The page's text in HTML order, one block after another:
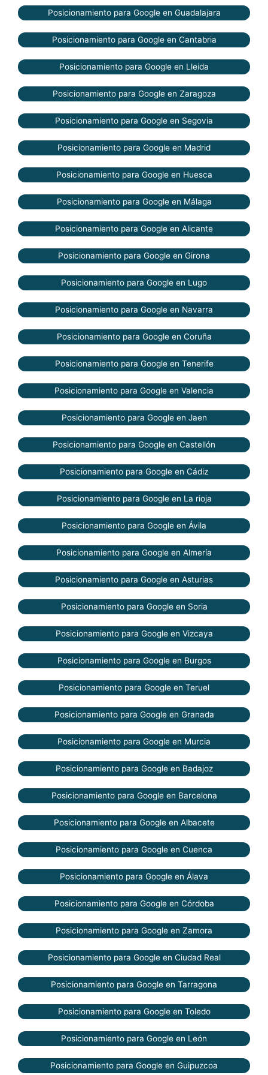
Posicionamiento para Google en Guadalajara
Posicionamiento para Google en Cantabria
Posicionamiento para Google en Lleida
Posicionamiento para Google en Zaragoza
Posicionamiento para Google en Segovia
Posicionamiento para Google en Madrid
Posicionamiento para Google en Huesca
Posicionamiento para Google en Málaga
Posicionamiento para Google en Alicante
Posicionamiento para Google en Girona
Posicionamiento para Google en Lugo
Posicionamiento para Google en Navarra
Posicionamiento para Google en Coruña
Posicionamiento para Google en Tenerife
Posicionamiento para Google en Valencia
Posicionamiento para Google en Jaen
Posicionamiento para Google en Castellón
Posicionamiento para Google en Cádiz
Posicionamiento para Google en La rioja
Posicionamiento para Google en Ávila
Posicionamiento para Google en Almería
Posicionamiento para Google en Asturias
Posicionamiento para Google en Soria
Posicionamiento para Google en Vizcaya
Posicionamiento para Google en Burgos
Posicionamiento para Google en Teruel
Posicionamiento para Google en Granada
Posicionamiento para Google en Murcia
Posicionamiento para Google en Badajoz
Posicionamiento para Google en Barcelona
Posicionamiento para Google en Albacete
Posicionamiento para Google en Cuenca
Posicionamiento para Google en Álava
Posicionamiento para Google en Córdoba
Posicionamiento para Google en Zamora
Posicionamiento para Google en Ciudad Real
Posicionamiento para Google en Tarragona
Posicionamiento para Google en Toledo
Posicionamiento para Google en León
Posicionamiento para Google en Guipuzcoa